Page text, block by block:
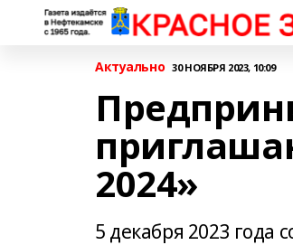
Актуально 30 НОЯБРЯ 2023, 10:09
2024»
5 декабря 2023 года